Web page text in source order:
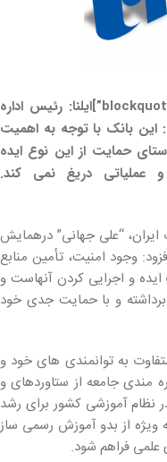
[blockquote author=”” link=”” target=”_blank”]ایلنا: رئیس اداره
بانک با توجه به اهمیت
حمایت از این نوع ایده
دریغ نمی کند.
ایران، “علی جهانی” درهمایش
وجود امنیت، تأمین منابع
و اجرایی کردن آنهاست و
و با حمایت جدی خود
به توانمندی های خود و
مندی جامعه از ستاوردهای و
نظام آموزشی کشور برای رشد
ویژه از بدو آموزش رسمی ساز
فراهم شود.